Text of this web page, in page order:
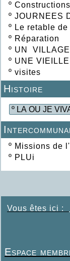
º
º JOURNEES
º Le retable
º Réparation
º UN
º UNE
º visites
Histoire
º Missions de
º PLUi
Vous êtes ici :
Espace